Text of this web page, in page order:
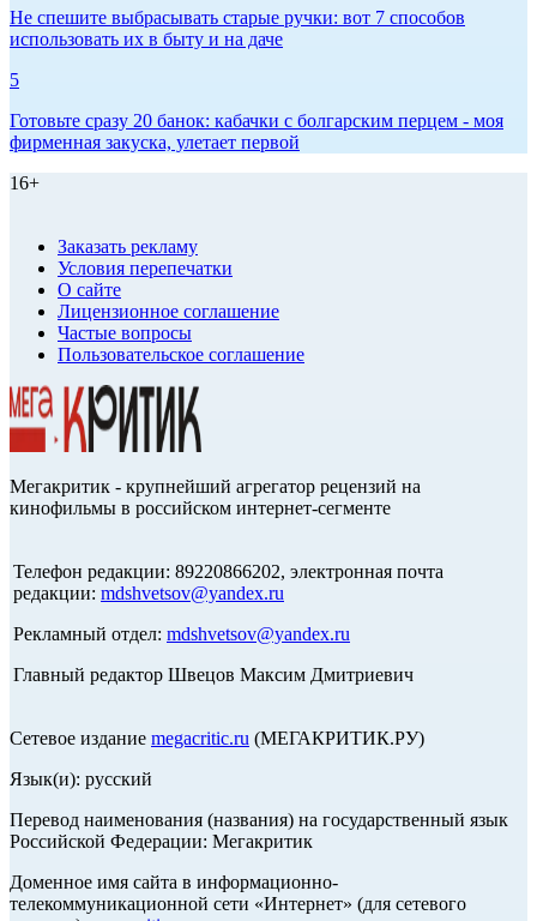
Не спешите выбрасывать старые ручки: вот 7 способов
использовать их в быту и на даче
5
Готовьте сразу 20 банок: кабачки с болгарским перцем - моя
фирменная закуска, улетает первой
16+
Заказать рекламу
Условия перепечатки
О сайте
Лицензионное соглашение
Частые вопросы
Пользовательское соглашение
Мегакритик - крупнейший агрегатор рецензий на
кинофильмы в российском интернет-сегменте
Телефон редакции: 89220866202, электронная почта
редакции: mdshvetsov@yandex.ru
Рекламный отдел: mdshvetsov@yandex.ru
Главный редактор Швецов Максим Дмитриевич
Сетевое издание megacritic.ru (МЕГАКРИТИК.РУ)
Язык(и): русский
Перевод наименования (названия) на государственный язык
Российской Федерации: Мегакритик
Доменное имя сайта в информационно-
телекоммуникационной сети «Интернет» (для сетевого